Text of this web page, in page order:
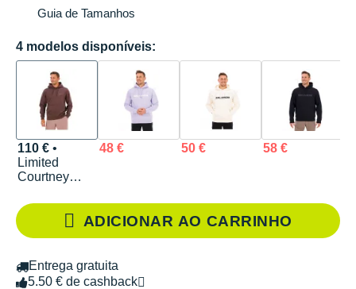
Guia de Tamanhos
4 modelos disponíveis:
110 €•
Limited
Courtney
48 € 50 € 58 €
ADICIONAR AO CARRINHO
Entrega gratuita
5.50 € de cashback